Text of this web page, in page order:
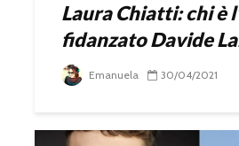
Laura Chiatti: chi è
fidanzato Davide
Emanuela 30/04/2021